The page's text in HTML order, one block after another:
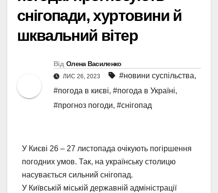
снігопади, хуртовини й
шквальний вітер
Від Олена Василенко
ЛИС 26, 2023 #новини суспільства,
#погода в києві, #погода в Україні,
#прогноз погоди, #снігопад
У Києві 26 – 27 листопада очікують погіршення
погодних умов. Так, на українську столицю
насувається сильний снігопад.
У Київській міській державній адміністрації